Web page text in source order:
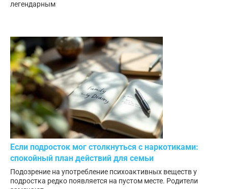
легендарным
Если подросток мог столкнуться с наркотиками:
спокойный план действий для семьи
Подозрение на употребление психоактивных веществ у
подростка редко появляется на пустом месте. Родители